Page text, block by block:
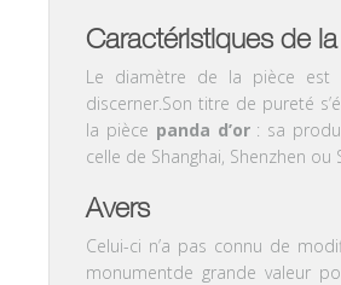
Caractéristiques de
Le diamètre de la pièce est
discerner.Son titre de pureté
la pièce panda d’or: sa
celle de Shanghai, Shenzhen ou
Avers
Celui-ci n’a pas connu de
monumentde grande valeur